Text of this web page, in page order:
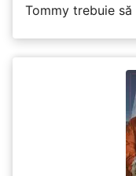
Tommy trebuie